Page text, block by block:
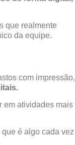
que realmente
da equipe.
com impressão,
em atividades mais
é algo cada vez